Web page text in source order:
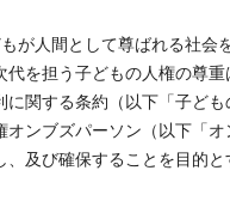
が人間として尊ばれる社会
を担う子どもの人権の尊
に関する条約（以下「子ど
ンブズパーソン（以下「
及び確保することを目的と